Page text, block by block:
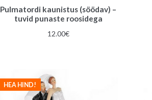
Pulmatordi kaunistus (söödav) –
tuvid punaste roosidega
12.00€
HEA HIND!